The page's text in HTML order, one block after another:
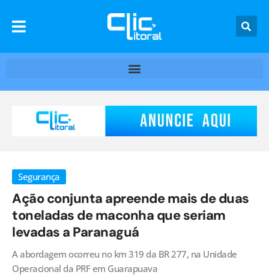
Segurança
Ação conjunta apreende mais de duas
toneladas de maconha que seriam
levadas a Paranaguá
A abordagem ocorreu no km 319 da BR 277, na Unidade
Operacional da PRF em Guarapuava